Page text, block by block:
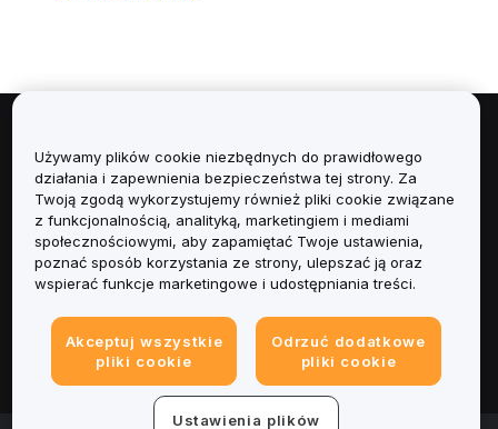
Informacje
Usługi
Obsługa Klienta
Informacje prawne
Używamy plików cookie niezbędnych do prawidłowego
działania i zapewnienia bezpieczeństwa tej strony. Za
Twoją zgodą wykorzystujemy również pliki cookie związane
z funkcjonalnością, analityką, marketingiem i mediami
społecznościowymi, aby zapamiętać Twoje ustawienia,
poznać sposób korzystania ze strony, ulepszać ją oraz
wspierać funkcje marketingowe i udostępniania treści.
Akceptuj wszystkie
pliki cookie
Odrzuć dodatkowe
pliki cookie
Ustawienia plików